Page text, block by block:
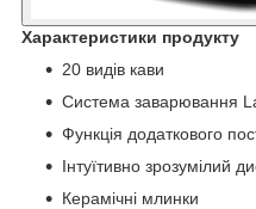
Характеристики продукту
20 видів кави
Система заварювання
Функція додаткового
Інтуїтивно зрозумілий
Керамічні млинки